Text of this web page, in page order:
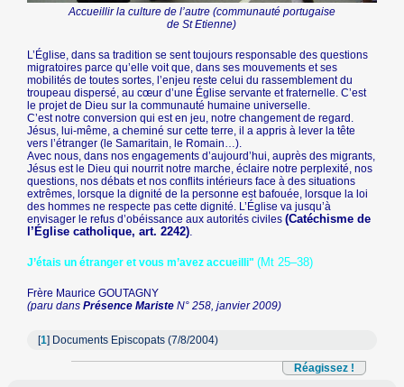
Accueillir la culture de l’autre (communauté portugaise
de St Etienne)
L’Église, dans sa tradition se sent toujours responsable des questions
migratoires parce qu’elle voit que, dans ses mouvements et ses
mobilités de toutes sortes, l’enjeu reste celui du rassemblement du
troupeau dispersé, au cœur d’une Église servante et fraternelle. C’est
le projet de Dieu sur la communauté humaine universelle.
C’est notre conversion qui est en jeu, notre changement de regard.
Jésus, lui-même, a cheminé sur cette terre, il a appris à lever la tête
vers l’étranger (le Samaritain, le Romain…).
Avec nous, dans nos engagements d’aujourd’hui, auprès des migrants,
Jésus est le Dieu qui nourrit notre marche, éclaire notre perplexité, nos
questions, nos débats et nos conflits intérieurs face à des situations
extrêmes, lorsque la dignité de la personne est bafouée, lorsque la loi
des hommes ne respecte pas cette dignité. L’Église va jusqu’à
envisager le refus d’obéissance aux autorités civiles(Catéchisme de
l’Église catholique, art. 2242).
J’étais un étranger et vous m’avez accueilli" (Mt 25–38)
Frère Maurice GOUTAGNY
(paru dansPrésence Mariste N° 258, janvier 2009)
[1] Documents Episcopats (7/8/2004)
Réagissez !